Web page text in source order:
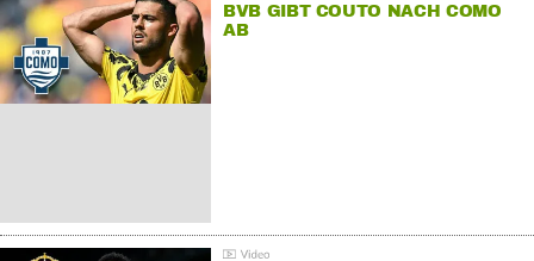
BVB GIBT COUTO NACH COMO
AB